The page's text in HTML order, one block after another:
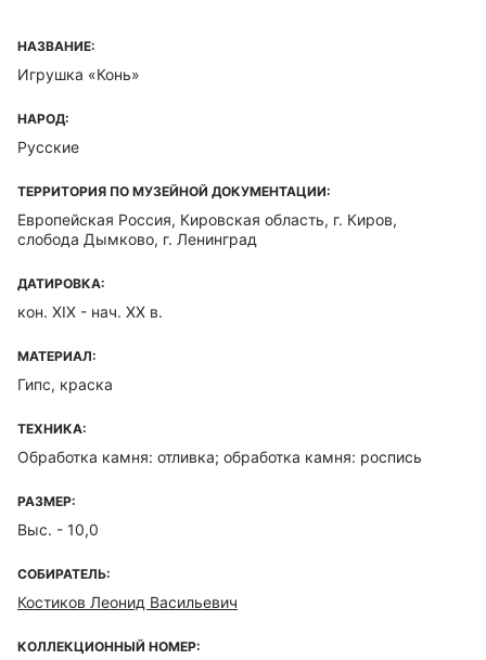
НАЗВАНИЕ:
Игрушка «Конь»
НАРОД:
Русские
ТЕРРИТОРИЯ ПО МУЗЕЙНОЙ ДОКУМЕНТАЦИИ:
Европейская Россия, Кировская область, г. Киров,
слобода Дымково, г. Ленинград
ДАТИРОВКА:
кон. XIX - нач. ХХ в.
МАТЕРИАЛ:
Гипс, краска
ТЕХНИКА:
Обработка камня: отливка; обработка камня: роспись
РАЗМЕР:
Выс. - 10,0
СОБИРАТЕЛЬ:
Костиков Леонид Васильевич
КОЛЛЕКЦИОННЫЙ НОМЕР: